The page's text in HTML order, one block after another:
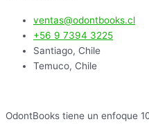
ventas@odontbooks.cl
+56 9 7394 3225
Santiago, Chile
Temuco, Chile
OdontBooks tiene un enfoque